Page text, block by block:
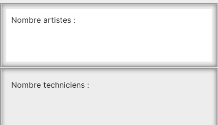
Nombre artistes :
Nombre techniciens :